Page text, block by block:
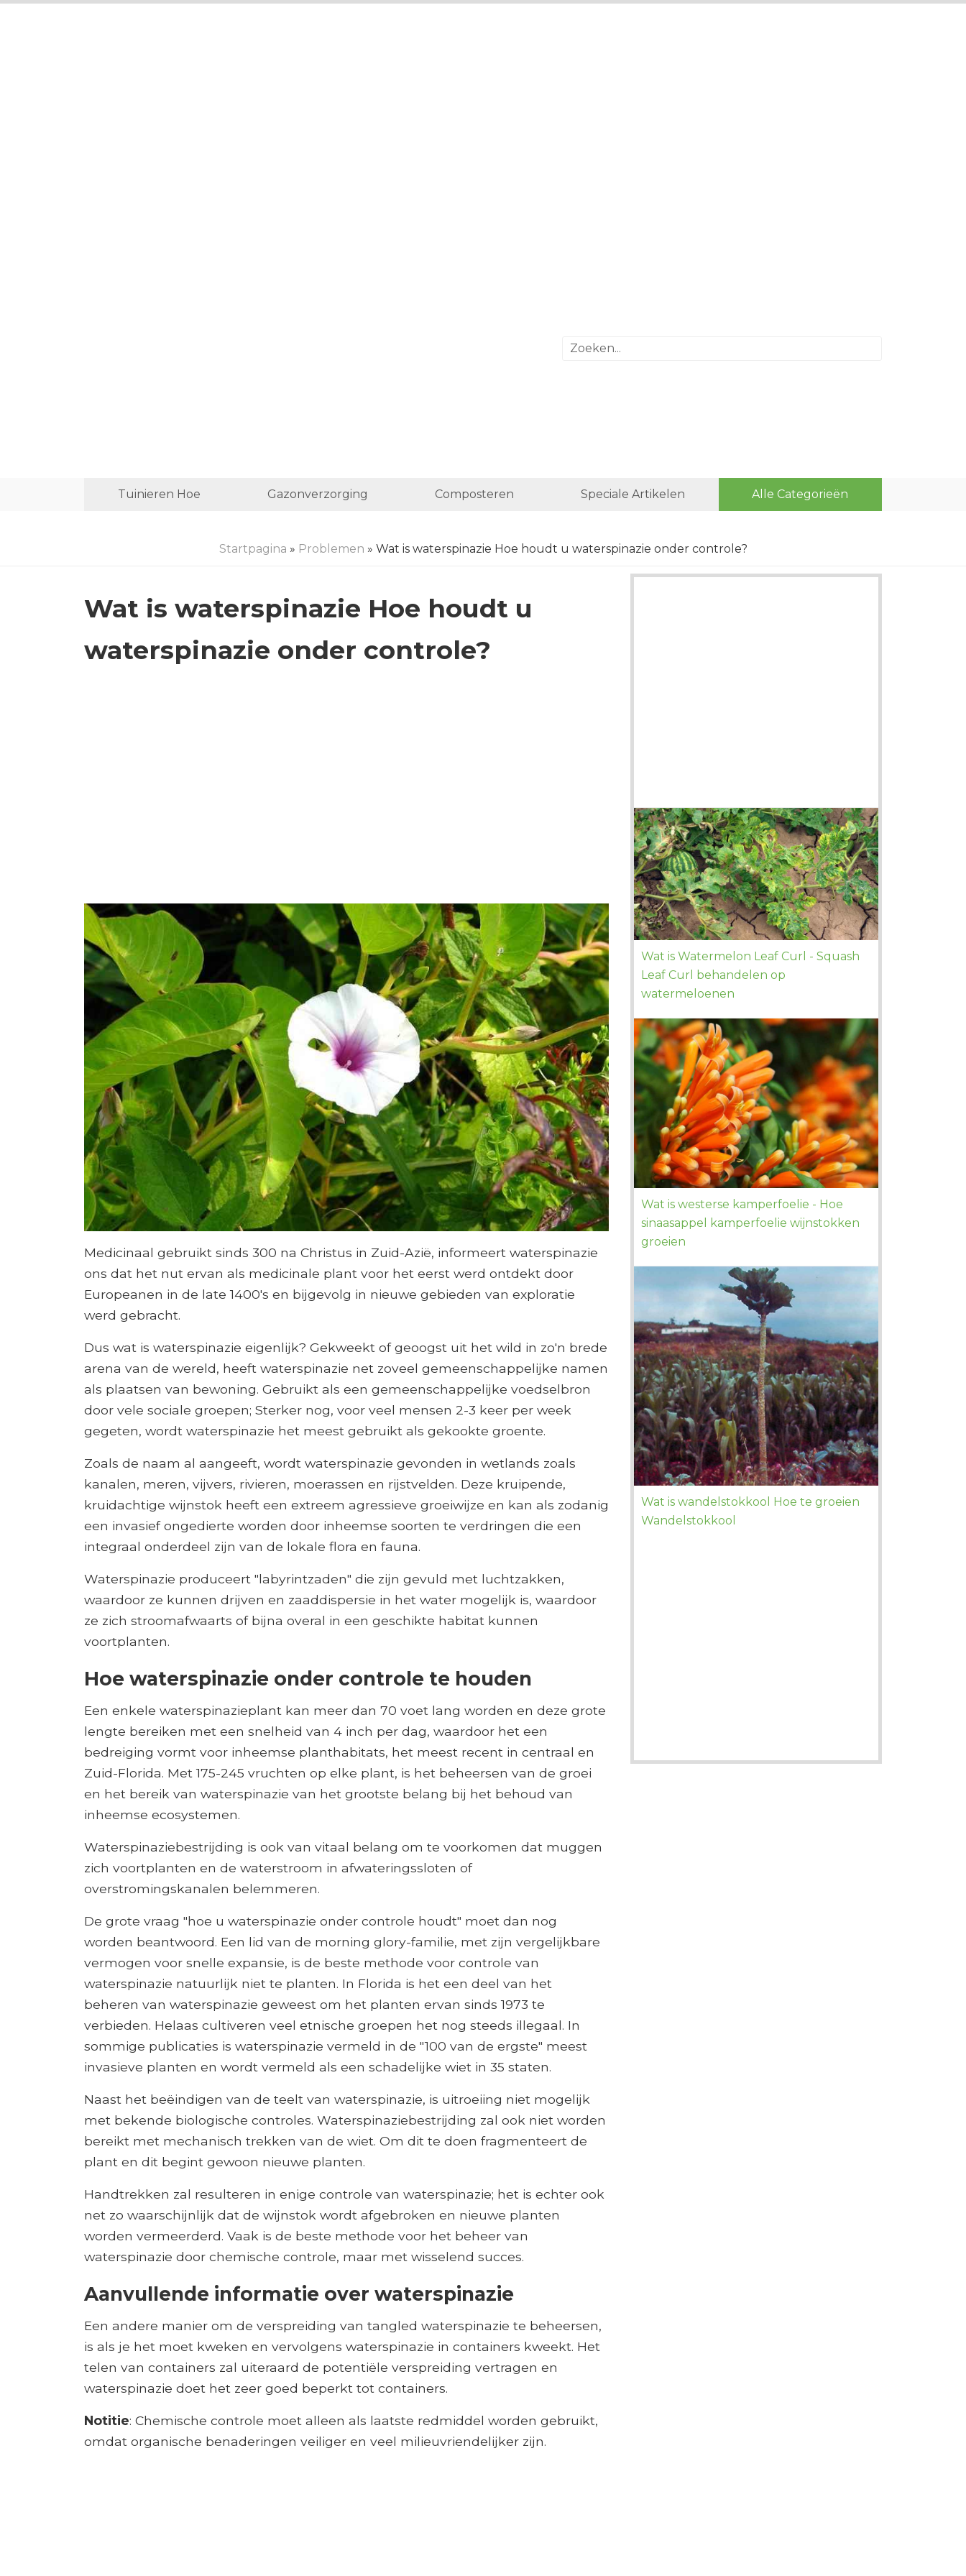
Tuinieren Hoe Gazonverzorging Composteren Speciale Artikelen Alle Categorieën
Startpagina » Problemen » Wat is waterspinazie Hoe houdt u waterspinazie onder controle?
Wat is waterspinazie Hoe houdt u
waterspinazie onder controle?
Medicinaal gebruikt sinds 300 na Christus in Zuid-Azië, informeert waterspinazie
ons dat het nut ervan als medicinale plant voor het eerst werd ontdekt door
Europeanen in de late 1400's en bijgevolg in nieuwe gebieden van exploratie
werd gebracht.
Dus wat is waterspinazie eigenlijk? Gekweekt of geoogst uit het wild in zo'n brede
arena van de wereld, heeft waterspinazie net zoveel gemeenschappelijke namen
als plaatsen van bewoning. Gebruikt als een gemeenschappelijke voedselbron
door vele sociale groepen; Sterker nog, voor veel mensen 2-3 keer per week
gegeten, wordt waterspinazie het meest gebruikt als gekookte groente.
Zoals de naam al aangeeft, wordt waterspinazie gevonden in wetlands zoals
kanalen, meren, vijvers, rivieren, moerassen en rijstvelden. Deze kruipende,
kruidachtige wijnstok heeft een extreem agressieve groeiwijze en kan als zodanig
een invasief ongedierte worden door inheemse soorten te verdringen die een
integraal onderdeel zijn van de lokale flora en fauna.
Waterspinazie produceert "labyrintzaden" die zijn gevuld met luchtzakken,
waardoor ze kunnen drijven en zaaddispersie in het water mogelijk is, waardoor
ze zich stroomafwaarts of bijna overal in een geschikte habitat kunnen
voortplanten.
Hoe waterspinazie onder controle te houden
Een enkele waterspinazieplant kan meer dan 70 voet lang worden en deze grote
lengte bereiken met een snelheid van 4 inch per dag, waardoor het een
bedreiging vormt voor inheemse planthabitats, het meest recent in centraal en
Zuid-Florida. Met 175-245 vruchten op elke plant, is het beheersen van de groei
en het bereik van waterspinazie van het grootste belang bij het behoud van
inheemse ecosystemen.
Waterspinaziebestrijding is ook van vitaal belang om te voorkomen dat muggen
zich voortplanten en de waterstroom in afwateringssloten of
overstromingskanalen belemmeren.
De grote vraag "hoe u waterspinazie onder controle houdt" moet dan nog
worden beantwoord. Een lid van de morning glory-familie, met zijn vergelijkbare
vermogen voor snelle expansie, is de beste methode voor controle van
waterspinazie natuurlijk niet te planten. In Florida is het een deel van het
beheren van waterspinazie geweest om het planten ervan sinds 1973 te
verbieden. Helaas cultiveren veel etnische groepen het nog steeds illegaal. In
sommige publicaties is waterspinazie vermeld in de "100 van de ergste" meest
invasieve planten en wordt vermeld als een schadelijke wiet in 35 staten.
Naast het beëindigen van de teelt van waterspinazie, is uitroeiing niet mogelijk
met bekende biologische controles. Waterspinaziebestrijding zal ook niet worden
bereikt met mechanisch trekken van de wiet. Om dit te doen fragmenteert de
plant en dit begint gewoon nieuwe planten.
Handtrekken zal resulteren in enige controle van waterspinazie; het is echter ook
net zo waarschijnlijk dat de wijnstok wordt afgebroken en nieuwe planten
worden vermeerderd. Vaak is de beste methode voor het beheer van
waterspinazie door chemische controle, maar met wisselend succes.
Aanvullende informatie over waterspinazie
Een andere manier om de verspreiding van tangled waterspinazie te beheersen,
is als je het moet kweken en vervolgens waterspinazie in containers kweekt. Het
telen van containers zal uiteraard de potentiële verspreiding vertragen en
waterspinazie doet het zeer goed beperkt tot containers.
Notitie: Chemische controle moet alleen als laatste redmiddel worden gebruikt,
omdat organische benaderingen veiliger en veel milieuvriendelijker zijn.
Wat is Watermelon Leaf Curl - Squash
Leaf Curl behandelen op
watermeloenen
Wat is westerse kamperfoelie - Hoe
sinaasappel kamperfoelie wijnstokken
groeien
Wat is wandelstokkool Hoe te groeien
Wandelstokkool